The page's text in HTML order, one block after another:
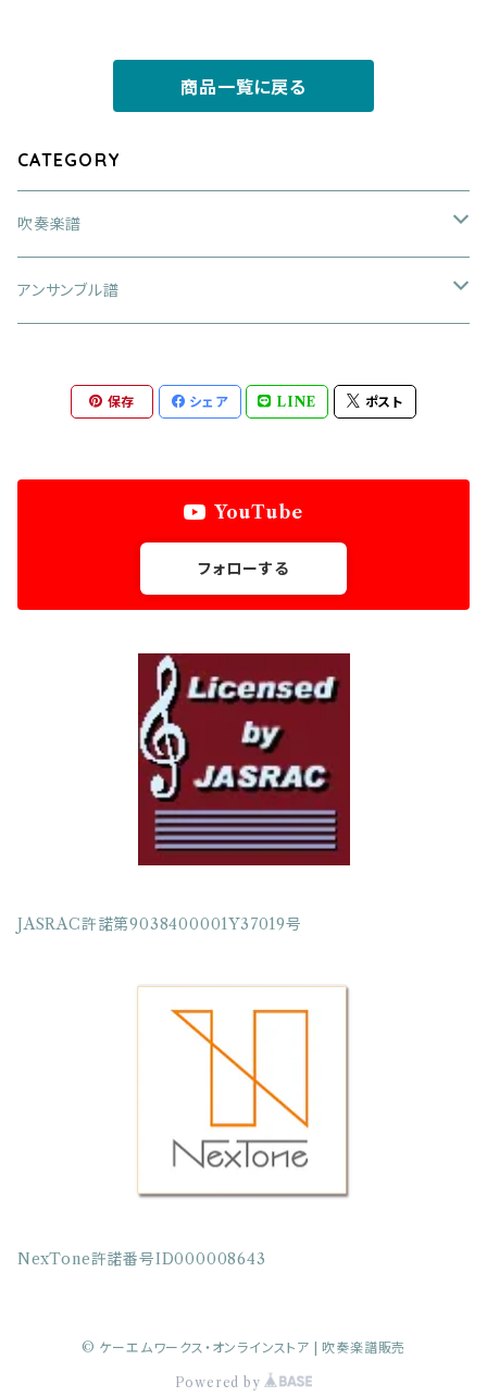
商品一覧に戻る
CATEGORY
吹奏楽譜
大編成
オリジナル作品
アレンジ作品
オリジナル作品
アレンジ作品
アンサンブル譜
金管五重奏
金管六重奏
サクソフォーン五重奏
保存 シェア LINE ポスト
YouTube
フォローする
JASRAC許諾第9038400001Y37019号
NexTone許諾番号ID000008643
© ケーエムワークス・オンラインストア | 吹奏楽譜販売
Powered by